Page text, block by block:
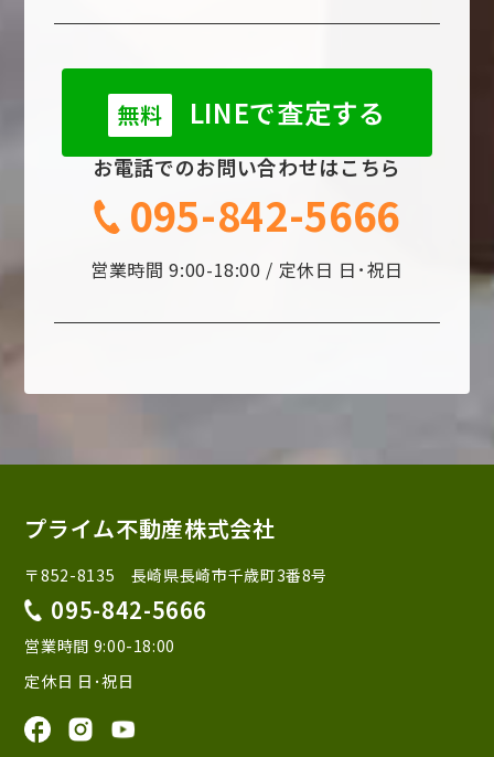
無料 LINEで査定する
お電話でのお問い合わせはこちら
095-842-5666
営業時間 9:00-18:00 / 定休日 日･祝日
プライム不動産株式会社
〒852-8135 長崎県長崎市千歳町3番8号
095-842-5666
営業時間 9:00-18:00
定休日 日･祝日